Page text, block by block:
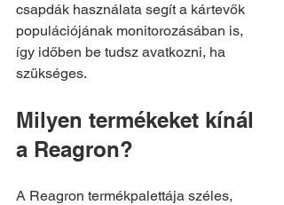
csapdák használata segít a kártevők
populációjának monitorozásában is,
így időben be tudsz avatkozni, ha
szükséges.
Milyen termékeket kínál
a Reagron?
A Reagron termékpalettája széles,